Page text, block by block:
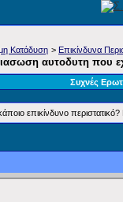
Κατάδυση > Επικίνδυνα
αυτοδυτη που
Συχνές
επικίνδυνο